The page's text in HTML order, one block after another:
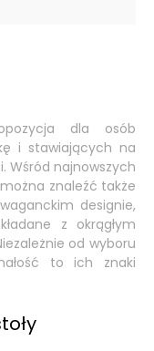
dla osób
i stawiających na
Wśród najnowszych
można znaleźć także
designie,
z okrągłym
od wyboru
to ich znaki